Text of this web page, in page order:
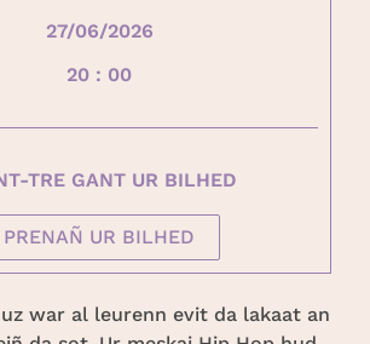
war al leurenn evit da lakaat an
27/06/2026
20 : 00
TRE GANT UR BILHED
PRENAÑ UR BILHED